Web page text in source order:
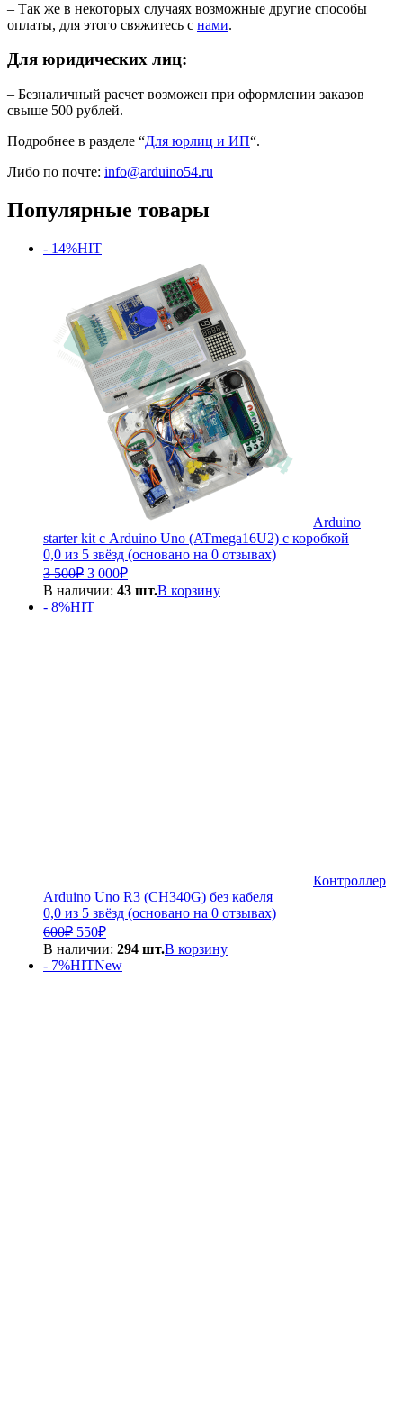
– Так же в некоторых случаях возможные другие способы
оплаты, для этого свяжитесь с нами.
Для юридических лиц:
– Безналичный расчет возможен при оформлении заказов
свыше 500 рублей.
Подробнее в разделе “Для юрлиц и ИП“.
Либо по почте: info@arduino54.ru
Популярные товары
- 14%HIT
Arduino
starter kit с Arduino Uno (ATmega16U2) с коробкой
0,0 из 5 звёзд (основано на 0 отзывах)
3 500₽ Первоначальная
цена
составляла
3
3 000₽Текущая
цена:
В наличии: 43 шт.В корзину
- 8%HIT
Контроллер
Arduino Uno R3 (CH340G) без кабеля
0,0 из 5 звёзд (основано на 0 отзывах)
600₽ Первоначальная
цена
составляла
550₽Текущая
цена:
550₽.
В наличии: 294 шт.В корзину
- 7%HITNew